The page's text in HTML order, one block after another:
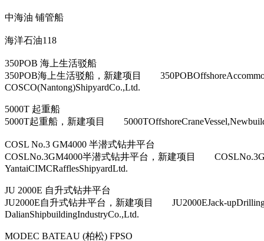
中海油 铺管船
海洋石油118
350POB 海上生活驳船
350POB海上生活驳船，新建项目
COSCO(Nantong)ShipyardCo.,Ltd.
5000T 起重船
5000T起重船，新建项目
COSL No.3 GM4000 半潜式钻井平台
COSLNo.3GM4000半潜式钻井平台，新建项目
YantaiCIMCRafflesShipyardLtd.
JU 2000E 自升式钻井平台
JU2000E自升式钻井平台，新建项目 JU2000EJack-
DalianShipbuildingIndustryCo.,Ltd.
MODEC BATEAU (柏松) FPSO